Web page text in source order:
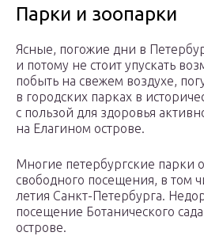
Парки и зоопарки
Ясные, погожие дни в
и потому не стоит упускать
побыть на свежем воздухе,
в городских парках в
с пользой для здоровья
на Елагином острове.
Многие петербургские парки
свободного посещения, в том
летия Санкт-Петербурга.
посещение Ботанического
острове.